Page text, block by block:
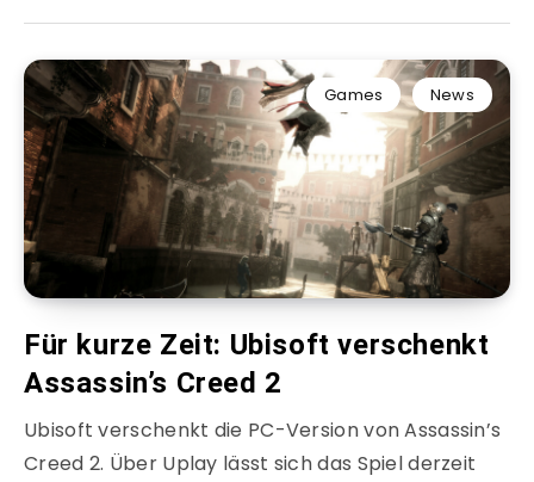
Games News
Für kurze Zeit: Ubisoft verschenkt
Assassin’s Creed 2
Ubisoft verschenkt die PC-Version von Assassin’s
Creed 2. Über Uplay lässt sich das Spiel derzeit